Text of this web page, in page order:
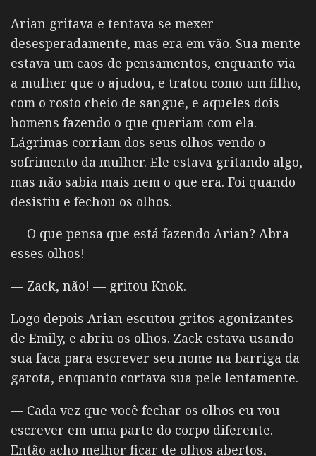
Arian gritava e tentava se mexer
desesperadamente, mas era em vão. Sua mente
estava um caos de pensamentos, enquanto via
a mulher que o ajudou, e tratou como um filho,
com o rosto cheio de sangue, e aqueles dois
homens fazendo o que queriam com ela.
Lágrimas corriam dos seus olhos vendo o
sofrimento da mulher. Ele estava gritando algo,
mas não sabia mais nem o que era. Foi quando
desistiu e fechou os olhos.
— O que pensa que está fazendo Arian? Abra
esses olhos!
— Zack, não! — gritou Knok.
Logo depois Arian escutou gritos agonizantes
de Emily, e abriu os olhos. Zack estava usando
sua faca para escrever seu nome na barriga da
garota, enquanto cortava sua pele lentamente.
— Cada vez que você fechar os olhos eu vou
escrever em uma parte do corpo diferente.
Então acho melhor ficar de olhos abertos,